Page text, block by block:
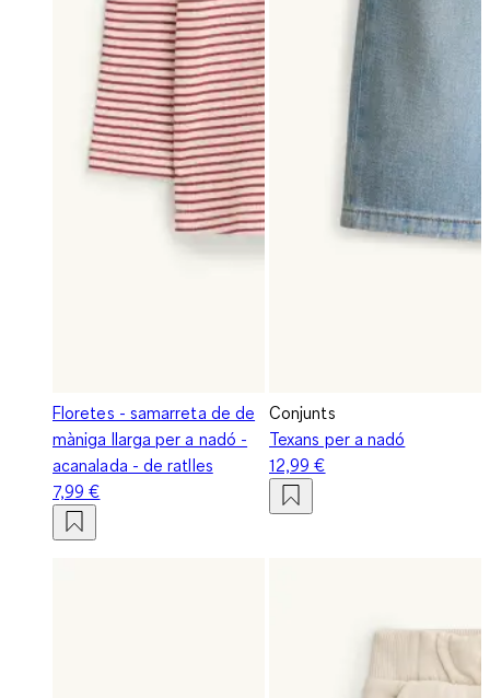
Floretes - samarreta de de
màniga llarga per a nadó -
acanalada - de ratlles
7,99 €
Conjunts
Texans per a nadó
12,99 €